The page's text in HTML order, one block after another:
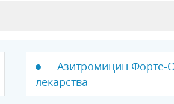
Азитромицин Форте-
лекарства